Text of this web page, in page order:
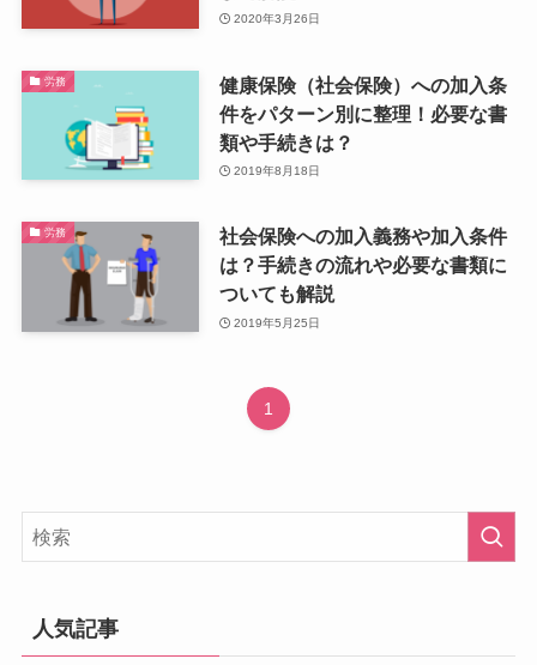
2020年3月26日
労務
健康保険（社会保険）への加入条
件をパターン別に整理！必要な書
類や手続きは？
2019年8月18日
労務
社会保険への加入義務や加入条件
は？手続きの流れや必要な書類に
ついても解説
2019年5月25日
1
人気記事